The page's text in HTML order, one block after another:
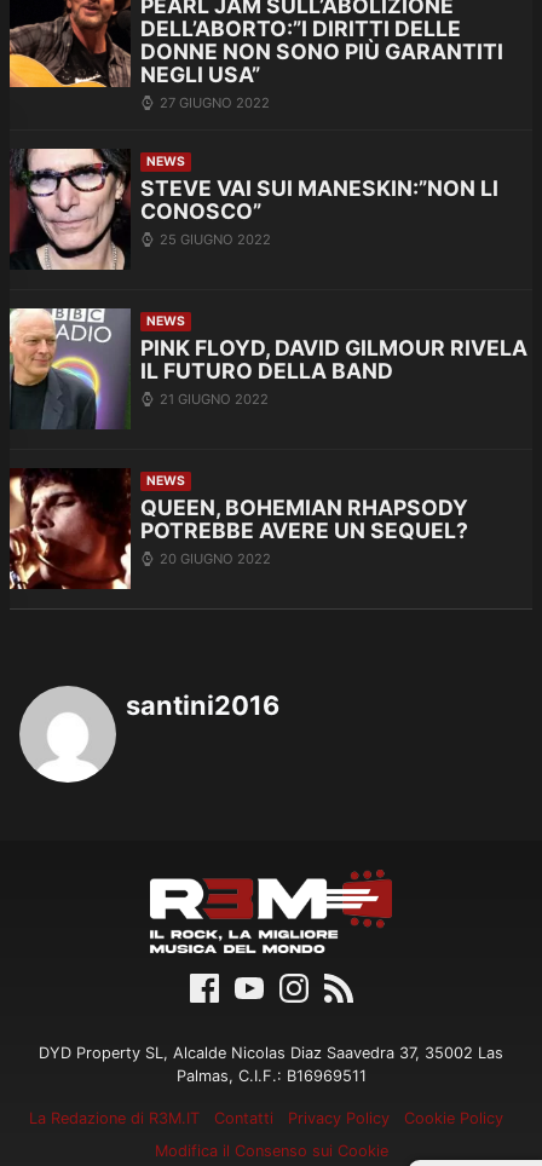
PEARL JAM SULL’ABOLIZIONE
DELL’ABORTO:”I DIRITTI DELLE
DONNE NON SONO PIÙ GARANTITI
NEGLI USA”
27 GIUGNO 2022
NEWS
STEVE VAI SUI MANESKIN:”NON LI
CONOSCO”
25 GIUGNO 2022
NEWS
PINK FLOYD, DAVID GILMOUR RIVELA
IL FUTURO DELLA BAND
21 GIUGNO 2022
NEWS
QUEEN, BOHEMIAN RHAPSODY
POTREBBE AVERE UN SEQUEL?
20 GIUGNO 2022
santini2016
DYD Property SL, Alcalde Nicolas Diaz Saavedra 37, 35002 Las
Palmas, C.I.F.: B16969511
La Redazione di R3M.IT Contatti Privacy Policy
Cookie Policy
Modifica il Consenso sui Cookie